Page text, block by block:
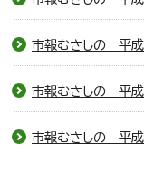
市報むさしの 平
市報むさしの 平
市報むさしの 平